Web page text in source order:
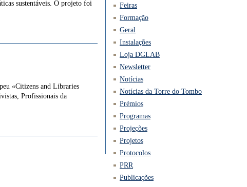
sustentáveis. O projeto foi
«Citizens and Libraries
Profissionais da
Feiras
Formação
Geral
Instalações
Loja DGLAB
Newsletter
Notícias
Notícias da Torre do Tombo
Prémios
Programas
Projeções
Projetos
Protocolos
PRR
Publicações